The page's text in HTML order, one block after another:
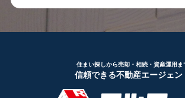
住まい探しから売却・相続・資産運用ま
信頼できる不動産エージェン